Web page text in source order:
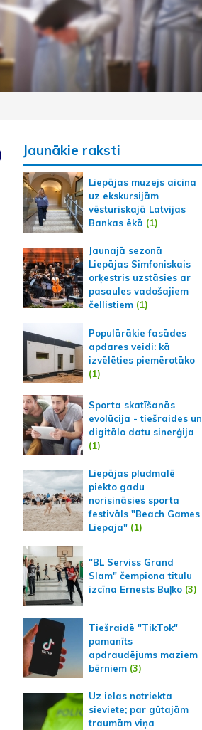
Jaunākie raksti
Liepājas muzejs aicina
uz ekskursijām
vēsturiskajā Latvijas
Bankas ēkā (1)
Jaunajā sezonā
Liepājas Simfoniskais
orķestris uzstāsies ar
pasaules vadošajiem
čellistiem(1)
Populārākie fasādes
apdares veidi: kā
izvēlēties piemērotāko
(1)
Sporta skatīšanās
evolūcija - tiešraides un
digitālo datu sinerģija
(1)
Liepājas pludmalē
piekto gadu
norisināsies sporta
festivāls "Beach Games
Liepaja"(1)
"BL Serviss Grand
Slam" čempiona titulu
izcīna Ernests Buļko(3)
Tiešraidē "TikTok"
pamanīts
apdraudējums maziem
bērniem(3)
Uz ielas notriekta
sieviete; par gūtajām
traumām viņa